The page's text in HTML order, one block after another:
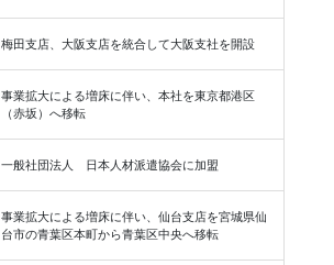
梅田支店、大阪支店を統合して大阪支社を開設
事業拡大による増床に伴い、本社を東京都港区
（赤坂）へ移転
一般社団法人 日本人材派遣協会に加盟
事業拡大による増床に伴い、仙台支店を宮城県仙
台市の青葉区本町から青葉区中央へ移転